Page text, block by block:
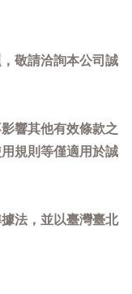
敬請洽詢本公司誠
響其他有效條款之
規則等僅適用於誠
法，並以臺灣臺北